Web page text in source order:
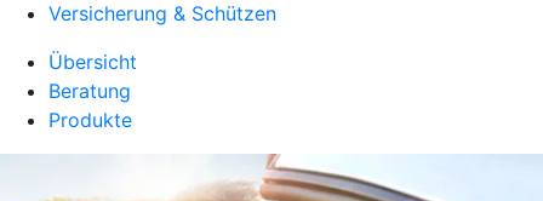
Versicherung & Schützen
Übersicht
Beratung
Produkte